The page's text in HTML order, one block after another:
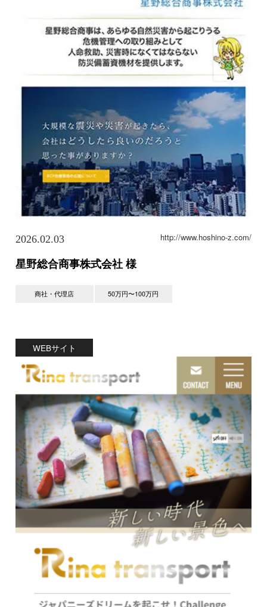
2026.02.03 http://www.hoshino-z.com/
星野総合商事株式会社 様
商社・代理店 50万円〜100万円
WEBサイト